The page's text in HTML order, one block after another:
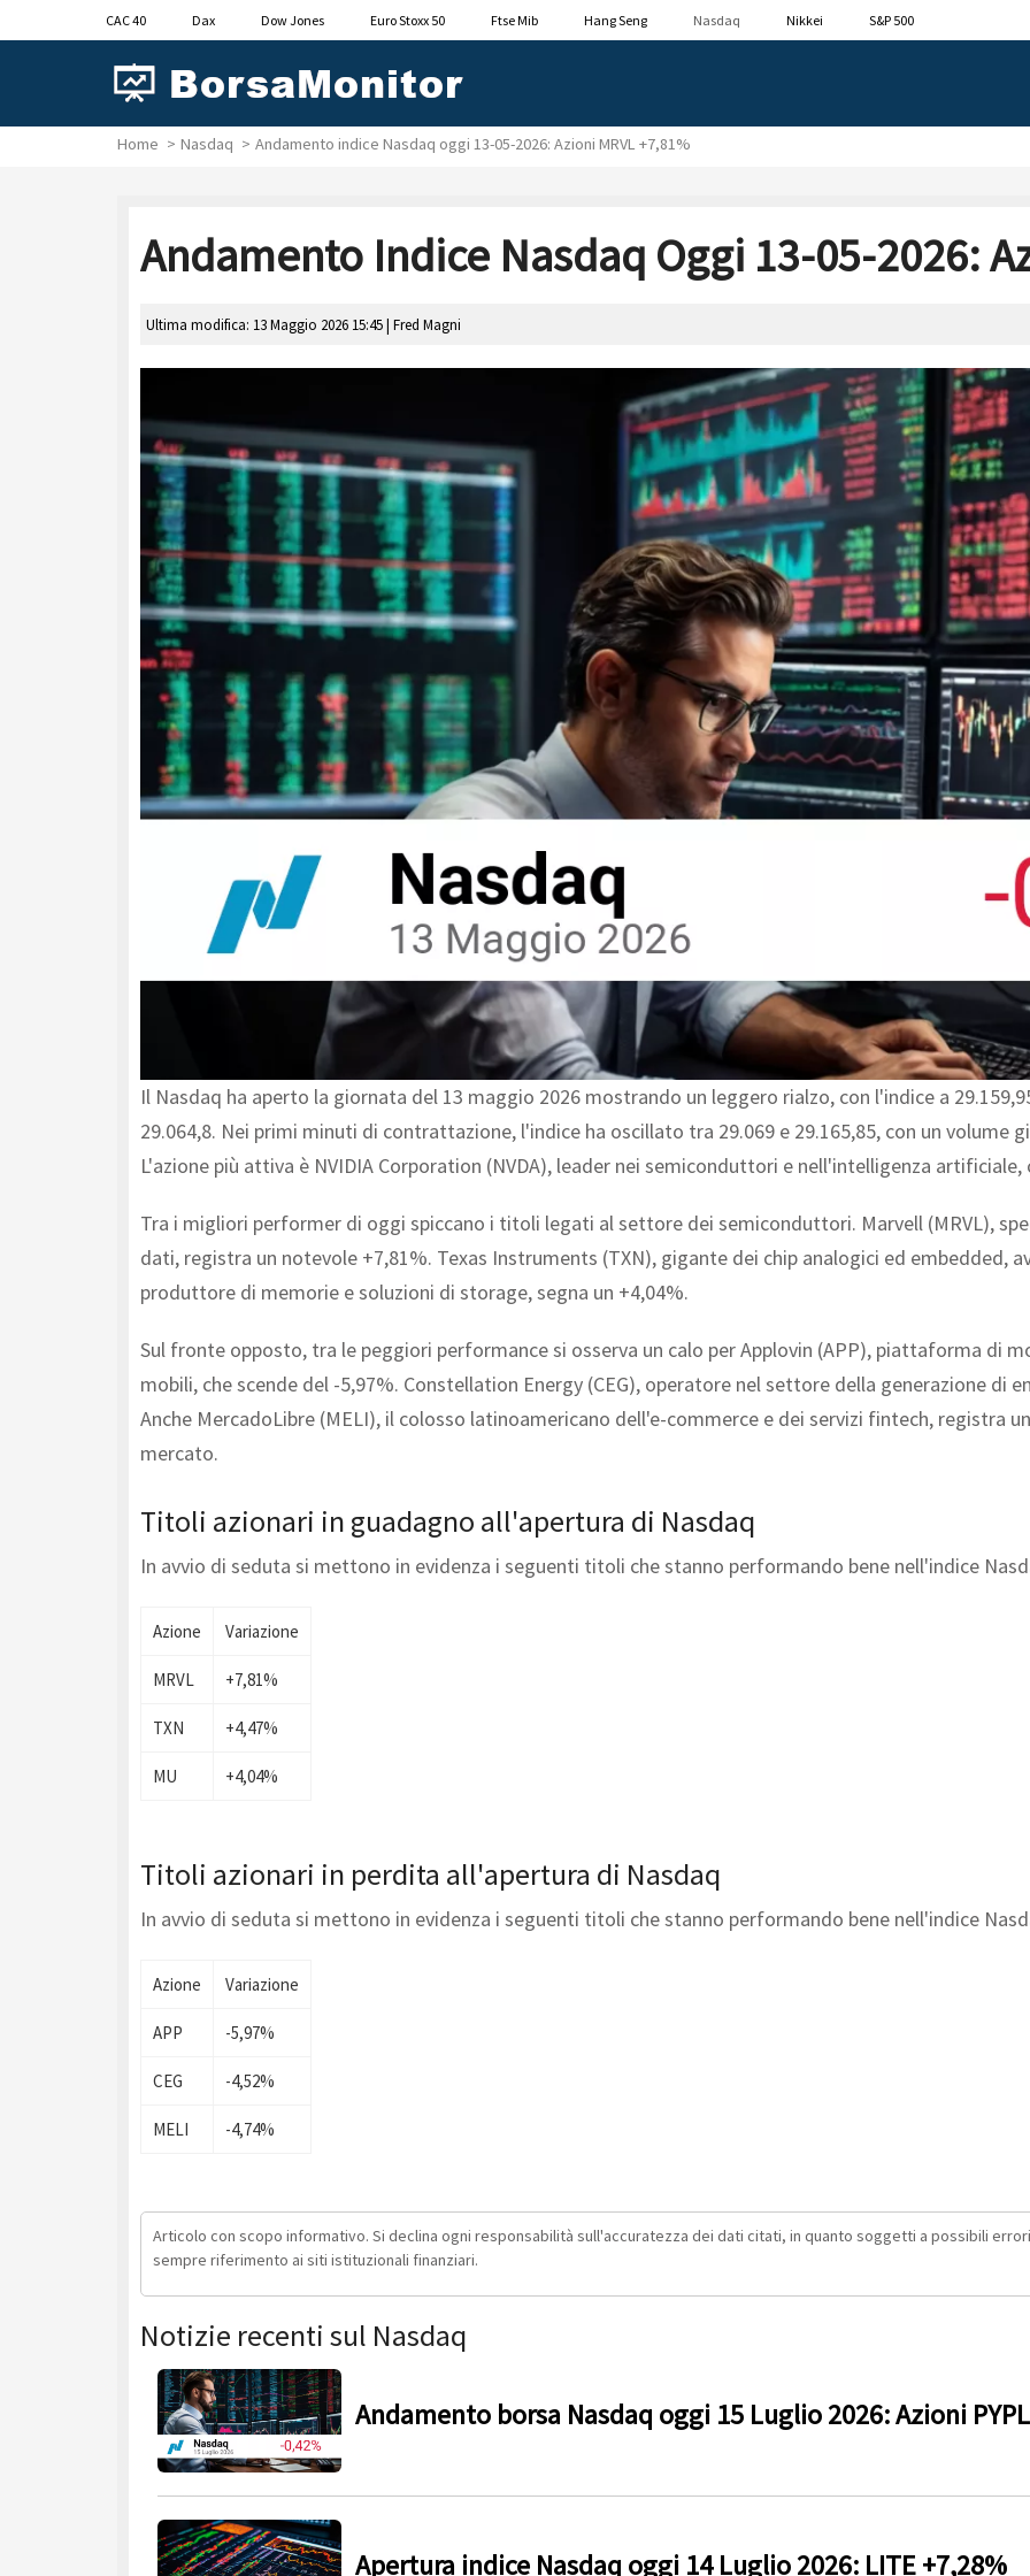
CAC 40 Dax Dow Jones Euro Stoxx 50 Ftse Mib Hang Seng Nasdaq Nikkei S&P 500
Home Nasdaq Andamento indice Nasdaq oggi 13-05-2026: Azioni MRVL +7,81%
Andamento Indice Nasdaq Oggi 13-05-2026:
Ultima modifica: 13 Maggio 2026 15:45 | Fred Magni
Il Nasdaq ha aperto la giornata del 13 maggio 2026 mostrando un leggero rialzo, con l'indice a
29.064,8. Nei primi minuti di contrattazione, l'indice ha oscillato tra 29.069 e 29.165,85, con un volume
L'azione più attiva è NVIDIA Corporation (NVDA), leader nei semiconduttori e nell'intelligenza artificiale,
Tra i migliori performer di oggi spiccano i titoli legati al settore dei semiconduttori. Marvell (MRVL),
dati, registra un notevole +7,81%. Texas Instruments (TXN), gigante dei chip analogici ed embedded,
produttore di memorie e soluzioni di storage, segna un +4,04%.
Sul fronte opposto, tra le peggiori performance si osserva un calo per Applovin (APP), piattaforma di
mobili, che scende del -5,97%. Constellation Energy (CEG), operatore nel settore della generazione di
Anche MercadoLibre (MELI), il colosso latinoamericano dell'e-commerce e dei servizi fintech, registra
mercato.
Titoli azionari in guadagno all'apertura di Nasdaq
In avvio di seduta si mettono in evidenza i seguenti titoli che stanno performando bene nell'indice
Azione Variazione
MRVL +7,81%
TXN +4,47%
MU +4,04%
Titoli azionari in perdita all'apertura di Nasdaq
In avvio di seduta si mettono in evidenza i seguenti titoli che stanno performando bene nell'indice
Azione Variazione
APP -5,97%
CEG -4,52%
MELI -4,74%
Articolo con scopo informativo. Si declina ogni responsabilità sull'accuratezza dei dati citati, in quanto soggetti a possibili
sempre riferimento ai siti istituzionali finanziari.
Notizie recenti sul Nasdaq
Andamento borsa Nasdaq oggi 15 Luglio 2026: Azioni
Apertura indice Nasdaq oggi 14 Luglio 2026: LITE +7,28%